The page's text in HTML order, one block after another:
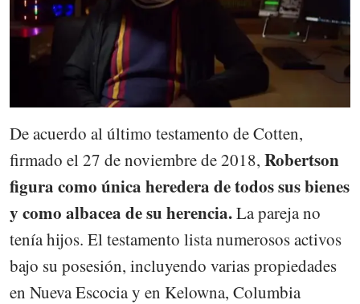
De acuerdo al último testamento de Cotten,
firmado el 27 de noviembre de 2018, Robertson
figura como única heredera de todos sus bienes
y como albacea de su herencia.La pareja no
tenía hijos. El testamento lista numerosos activos
bajo su posesión, incluyendo varias propiedades
en Nueva Escocia y en Kelowna, Columbia